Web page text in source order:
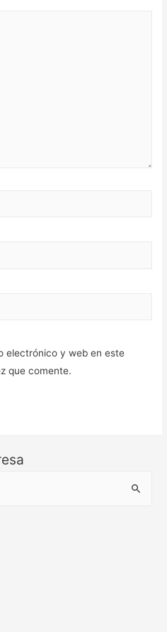
electrónico y web en este
que comente.